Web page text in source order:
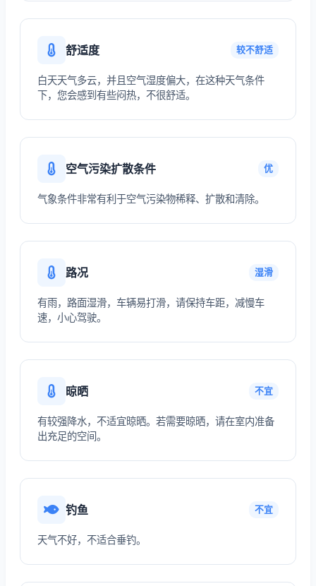
舒适度 较不舒适
白天天气多云，并且空气湿度偏大，在这种天气条件
下，您会感到有些闷热，不很舒适。
空气污染扩散条件 优
气象条件非常有利于空气污染物稀释、扩散和清除。
路况 湿滑
有雨，路面湿滑，车辆易打滑，请保持车距，减慢车
速，小心驾驶。
晾晒 不宜
有较强降水，不适宜晾晒。若需要晾晒，请在室内准备
出充足的空间。
钓鱼 不宜
天气不好，不适合垂钓。